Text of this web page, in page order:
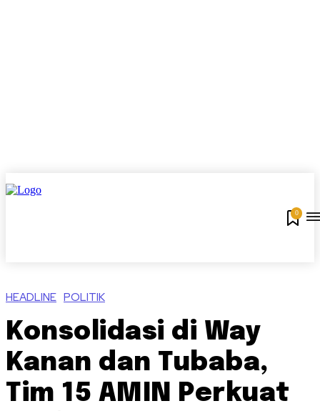
0
HEADLINE POLITIK
Konsolidasi di Way
Kanan dan Tubaba,
Tim 15 AMIN Perkuat